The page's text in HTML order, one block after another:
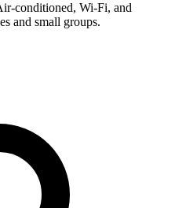
conditioned, Wi-Fi, and
and small groups.